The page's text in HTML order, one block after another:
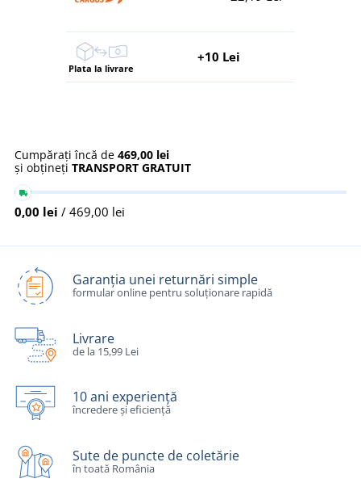
Plata la livrare
+10 Lei
Cumpărați încă de 469,00 lei
și obțineți TRANSPORT GRATUIT
0,00 lei / 469,00 lei
Garanția unei returnări simple
formular online pentru soluționare rapidă
Livrare
de la 15,99 Lei
10 ani experiență
încredere și eficiență
Sute de puncte de coletărie
în toată România